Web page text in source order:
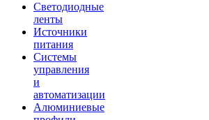
Светодиодные
ленты
Источники
питания
Системы
управления
и
автоматизации
Алюминиевые